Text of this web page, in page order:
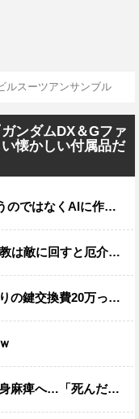
ルスーツアンサンブル
ンダムDX＆Gファ
懐かしい付属品だ
らせる時代が到来ｗｗｗｗ
【異世界行ったら本気だす】
産屋「鍵を新しい物に交換したのです」
…「死んだほうが良い」